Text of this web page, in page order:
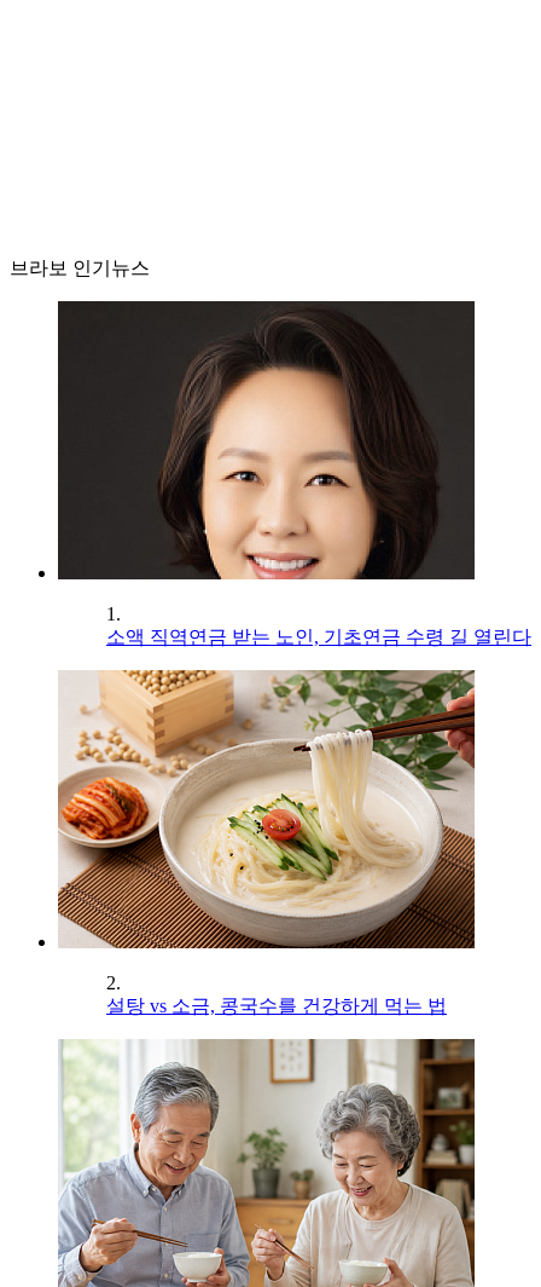
브라보 인기뉴스
1.
소액 직역연금 받는 노인, 기초연금 수령 길 열린다
2.
설탕 vs 소금, 콩국수를 건강하게 먹는 법